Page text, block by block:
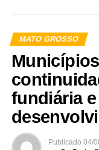
MATO GROSSO
fundiária
Publicado 04/